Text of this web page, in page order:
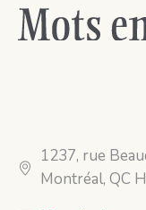
1237, rue
Montréal, QC